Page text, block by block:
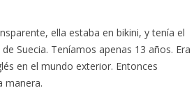
ella estaba en bikini, y tenía el
Suecia. Teníamos apenas 13 años. Era
en el mundo exterior. Entonces
manera.